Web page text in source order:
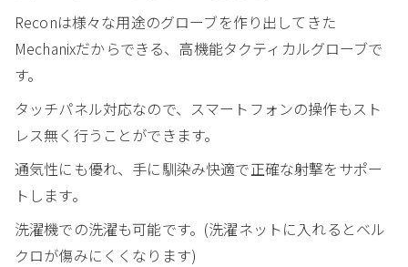
Reconは様々な用途のグローブを作り出してきた
Mechanixだからできる、高機能タクティカルグローブで
す。
タッチパネル対応なので、スマートフォンの操作もスト
レス無く行うことができます。
通気性にも優れ、手に馴染み快適で正確な射撃をサポー
トします。
洗濯機での洗濯も可能です。(洗濯ネットに入れるとベル
クロが傷みにくくなります)